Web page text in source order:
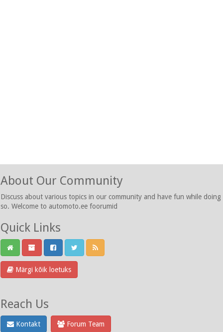
About Our Community
Discuss about various topics in our community and have fun while doing
so. Welcome to automoto.ee foorumid
Quick Links
Märgi kõik loetuks
Reach Us
Kontakt Forum Team